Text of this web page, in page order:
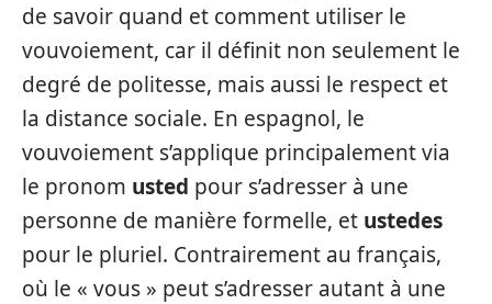
de savoir quand et comment utiliser le
vouvoiement, car il définit non seulement le
degré de politesse, mais aussi le respect et
la distance sociale. En espagnol, le
vouvoiement s’applique principalement via
le pronom usted pour s’adresser à une
personne de manière formelle, et ustedes
pour le pluriel. Contrairement au français,
où le « vous » peut s’adresser autant à une